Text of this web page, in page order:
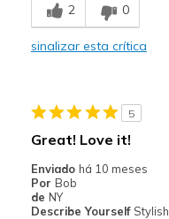
Stylish
Going Out
2 0
sinalizar esta crítica
5
Great! Love it!
Enviado há 10 meses
Por Bob
de NY
Describe Yourself Stylish